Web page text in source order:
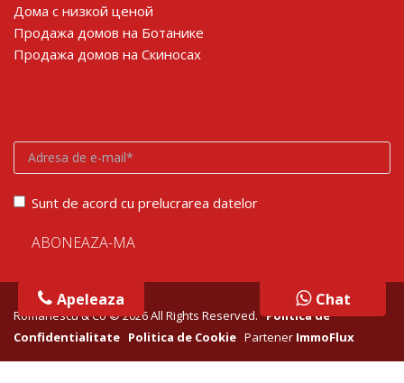
Apeleaza Chat
Chat
Дома с низкой ценой
Продажа домов на Ботанике
Продажа домов на Скиносах
Sunt de acord cu prelucrarea datelor
Romanescu & Co © 2026 All Rights Reserved.Politica de
Confidentialitate Politica de Cookie Partener ImmoFlux